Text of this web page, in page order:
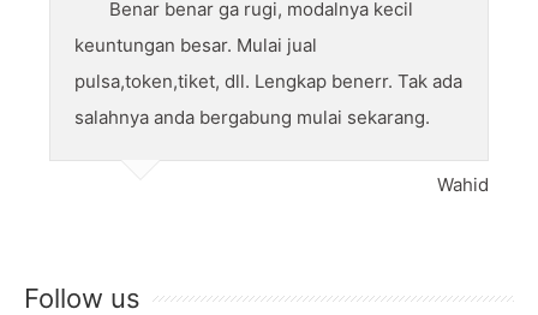
Benar benar ga rugi, modalnya kecil
keuntungan besar. Mulai jual
pulsa,token,tiket, dll. Lengkap benerr. Tak ada
salahnya anda bergabung mulai sekarang.
Wahid
Follow us